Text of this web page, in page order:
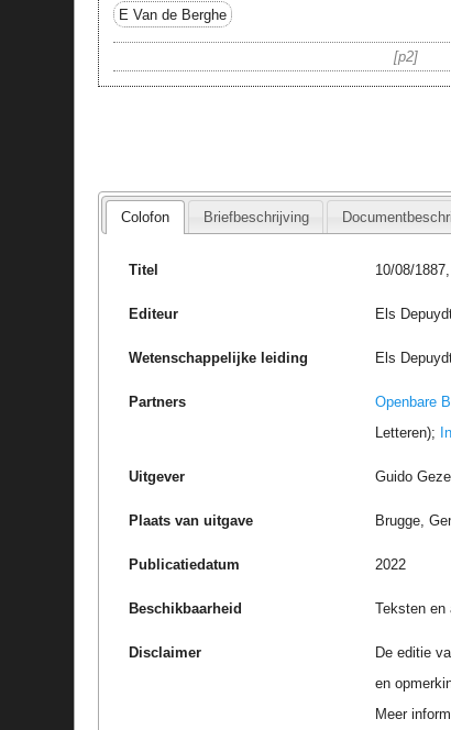
E Van de Berghe
p2
Colofon Briefbeschrijving
Titel 10/08/
Editeur Els
Wetenschappelijke leiding Els
Partners Openbare
Letteren);
Uitgever Guido
Plaats van uitgave Brugge,
Publicatiedatum 2022
Beschikbaarheid Teksten en
Disclaimer
De editie
en
Meer